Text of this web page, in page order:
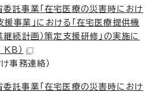
託事業「在宅医療の災害時におけ
事業」における「在宅医療提供機
続計画）策定支援研修」の実施に
）
事務連絡）
託事業「在宅医療の災害時におけ